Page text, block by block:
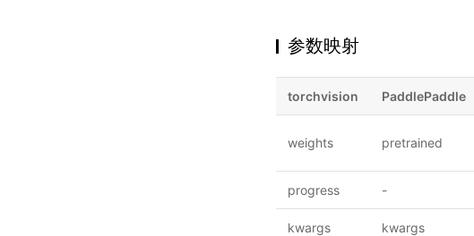
参数映射
torchvision PaddlePaddle
weights pretrained
progress -
kwargs kwargs